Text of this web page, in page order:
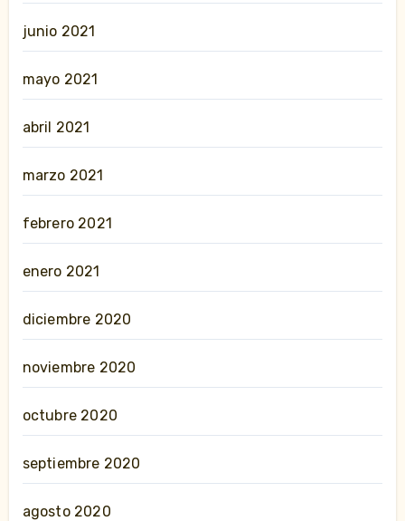
junio 2021
mayo 2021
abril 2021
marzo 2021
febrero 2021
enero 2021
diciembre 2020
noviembre 2020
octubre 2020
septiembre 2020
agosto 2020